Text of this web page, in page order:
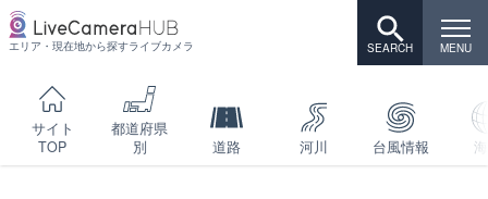
エリア・現在地から探すライブカメラ
サイト
TOP
都道府県
別
道路 河川 台風情報